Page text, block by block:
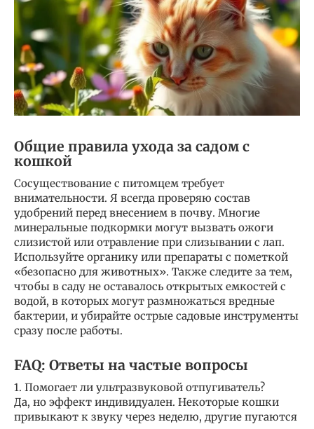
Общие правила ухода за садом с
кошкой
Сосуществование с питомцем требует
внимательности. Я всегда проверяю состав
удобрений перед внесением в почву. Многие
минеральные подкормки могут вызвать ожоги
слизистой или отравление при слизывании с лап.
Используйте органику или препараты с пометкой
«безопасно для животных». Также следите за тем,
чтобы в саду не оставалось открытых емкостей с
водой, в которых могут размножаться вредные
бактерии, и убирайте острые садовые инструменты
сразу после работы.
FAQ: Ответы на частые вопросы
1. Помогает ли ультразвуковой отпугиватель?
Да, но эффект индивидуален. Некоторые кошки
привыкают к звуку через неделю, другие пугаются